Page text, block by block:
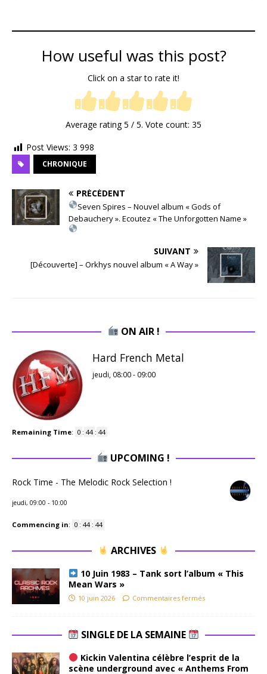
How useful was this post?
Click on a star to rate it!
Average rating5 / 5. Vote count: 35
Post Views: 3 998
CHRONIQUE
PRÉCÉDENT
Seven Spires – Nouvel album « Gods of
Debauchery ». Ecoutez « The Unforgotten Name »
SUIVANT
[Découverte] – Orkhys nouvel album « A Way »
ON AIR !
Hard French Metal
jeudi, 08:00- 09:00
Remaining Time: 0 : 44 : 43
UPCOMING !
Rock Time - The Melodic Rock Selection !
jeudi, 09:00 - 10:00
Commencing in: 0 : 44 : 43
ARCHIVES
10 Juin 1983 – Tank sort l’album « This
Mean Wars »
10 juin 2026 Commentaires fermés
SINGLE DE LA SEMAINE
Kickin Valentina célèbre l’esprit de la
scène underground avec « Anthems From